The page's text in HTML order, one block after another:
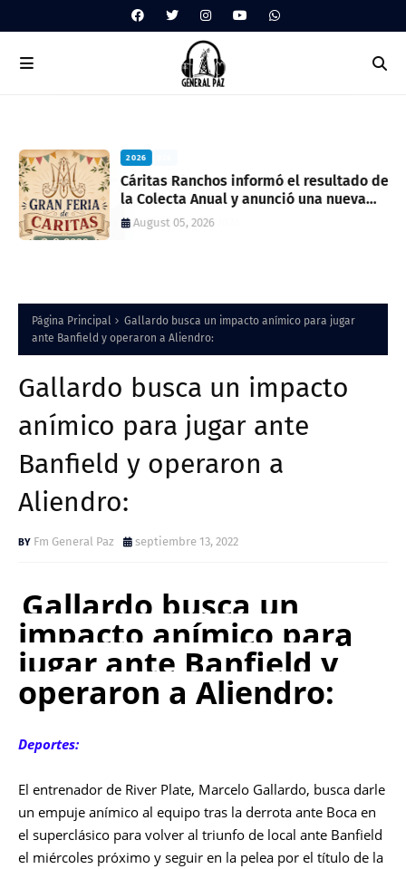
2026
Cáritas Ranchos informó el resultado de
la Colecta Anual y anunció una nueva
feria solidaria
August 05, 2026
Página Principal
Gallardo busca un impacto anímico para jugar
ante Banfield y operaron a Aliendro:
Gallardo busca un impacto
anímico para jugar ante
Banfield y operaron a
Aliendro:
Fm General Paz septiembre 13, 2022
Gallardo busca un
impacto anímico para
jugar ante Banfield y
operaron a Aliendro:
Deportes:
El entrenador de River Plate, Marcelo Gallardo, busca darle
un empuje anímico al equipo tras la derrota ante Boca en
el superclásico para volver al triunfo de local ante Banfield
el miércoles próximo y seguir en la pelea por el título de la